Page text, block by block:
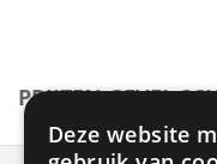
PRIJZEN GEVEL
Deze website